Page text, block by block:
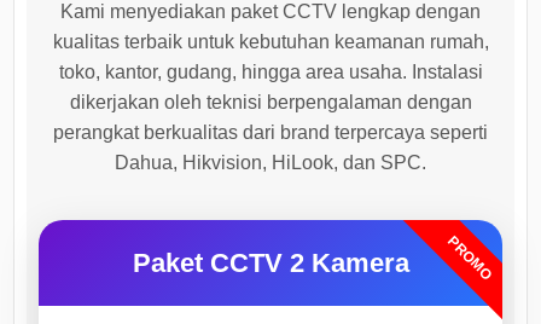
Kami menyediakan paket CCTV lengkap dengan
kualitas terbaik untuk kebutuhan keamanan rumah,
toko, kantor, gudang, hingga area usaha. Instalasi
dikerjakan oleh teknisi berpengalaman dengan
perangkat berkualitas dari brand terpercaya seperti
Dahua, Hikvision, HiLook, dan SPC.
PROMO
Paket CCTV 2 Kamera